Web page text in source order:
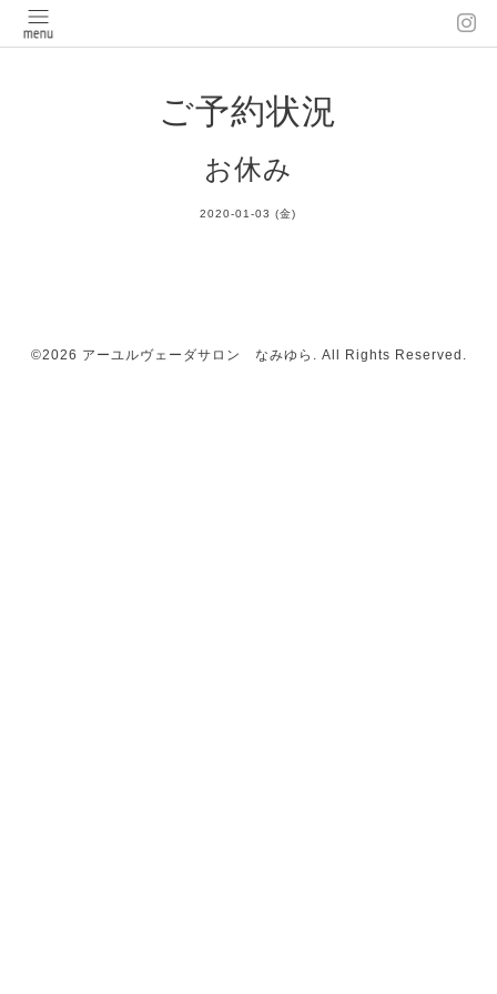
ご予約状況
お休み
2020-01-03 (金)
©2026 アーユルヴェーダサロン なみゆら . All Rights Reserved.